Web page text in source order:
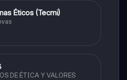
Éticos (Tecmi)
DE ÉTICA Y VALORES